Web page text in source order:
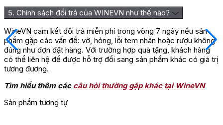
5. Chính sách đổi trả của WINEVN như thế nào?
WineVN cam kết đổi trả miễn phí trong vòng 7 ngày nếu sản
phẩm gặp các vấn đề: vỡ, hỏng, lỗi tem nhãn hoặc rượu không
đúng như đơn đặt hàng. Với trường hợp quà tặng, khách hàng
có thể liên hệ để được hỗ trợ đổi sang sản phẩm khác có giá trị
tương đương.
Tìm hiểu thêm các câu hỏi thường gặp khác tại WineVN
Sản phẩm tương tự